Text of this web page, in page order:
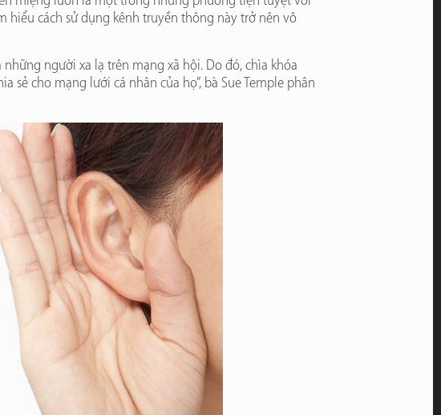
hiểu cách sử dụng kênh truyền thông này trở nên vô
người xa lạ trên mạng xã hội. Do đó, chìa khóa
cho mạng lưới cá nhân của họ”, bà Sue Temple phân